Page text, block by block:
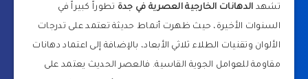
تشهد الدهانات الخارجية العصرية في جدة تطوراً كبيراً في
السنوات الأخيرة، حيث ظهرت أنماط حديثة تعتمد على تدرجات
الألوان وتقنيات الطلاء ثلاثي الأبعاد، بالإضافة إلى اعتماد دهانات
مقاومة للعوامل الجوية القاسية. فالعصر الحديث يعتمد على